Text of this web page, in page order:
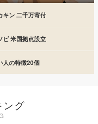
キン 二千万寄付
ビ 米国拠点設立
人の特徴20個
ング